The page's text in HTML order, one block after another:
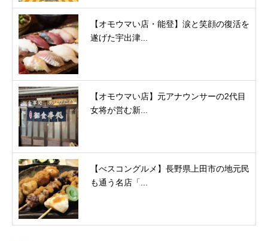
【オモウマい店・能登】涙と笑顔の復活を
遂げた宇出津...
【オモウマい店】元アナウンサーの2代目
女将が営む新...
【べスコングルメ】長野県上田市の地元民
も通う名店「...